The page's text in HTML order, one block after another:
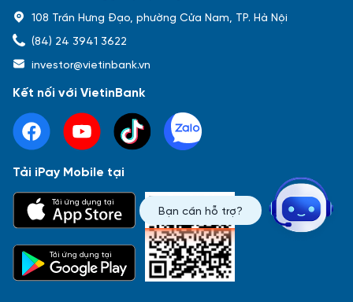
Báo cáo tài chính Thông tin giao dịch
Công bố thông tin Sự kiện
Bạn cần hỗ trợ?
108 Trần Hưng Đạo, phường Cửa Nam, TP. Hà Nội
(84) 24 3941 3622
investor@vietinbank.vn
Kết nối với VietinBank
Tải iPay Mobile tại
Tải ứng dụng tại
Tải ứng dụng tại